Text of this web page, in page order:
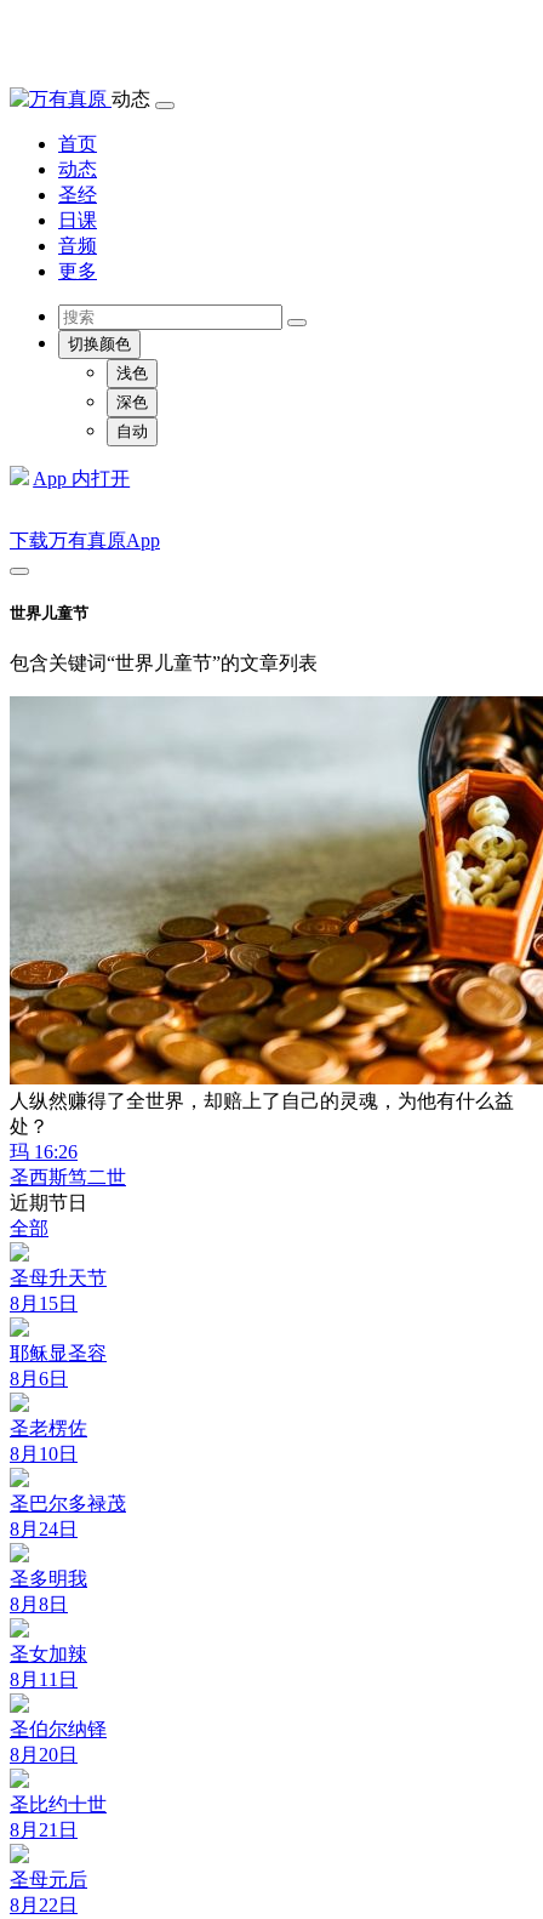
动态
首页
动态
圣经
日课
音频
更多
切换颜色
浅色
深色
自动
App 内打开
下载万有真原App
世界儿童节
包含关键词“世界儿童节”的文章列表
人纵然赚得了全世界，却赔上了自己的灵魂，为他有什么益
处？
玛 16:26
圣西斯笃二世
近期节日
全部
圣母升天节
8月15日
耶稣显圣容
8月6日
圣老楞佐
8月10日
圣巴尔多禄茂
8月24日
圣多明我
8月8日
圣女加辣
8月11日
圣伯尔纳铎
8月20日
圣比约十世
8月21日
圣母元后
8月22日